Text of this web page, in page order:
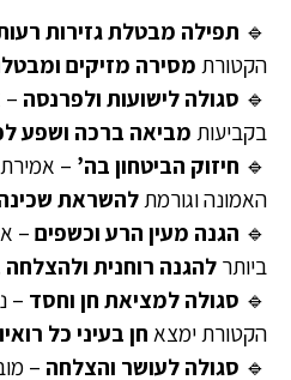
🔹 תפילה מבטלת גזירות
הקטורת מסירה מזיקים
🔹 סגולה לישועות ולפרנסה –
בקביעות מביאה ברכה ושפע
🔹 חיזוק הביטחון בה’ –
האמונה וגורמתלהשראת
🔹 הגנה מעין הרע וכשפים –
ביותר להגנה רוחנית ולהצלחה
🔹 סגולה למציאת חן וחסד –
הקטורת ימצא חן בעיני כל רואיו
🔹 סגולה לעושר והצלחה –